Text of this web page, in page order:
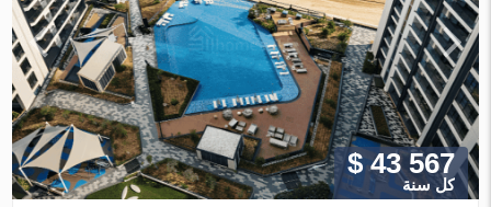
$ 43 567
كل سنة